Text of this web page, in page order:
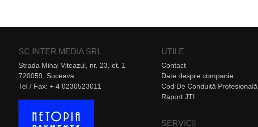
SC INTER MEDIA SRL
Strada Mihai Viteazul, nr. 23, et. 1
720059, Suceava
Tel / Fax: + 4 0230523011
UTILE
Contact
Date despre companie
Cod De Conduită Profesională
Raport JTI
SERVICII